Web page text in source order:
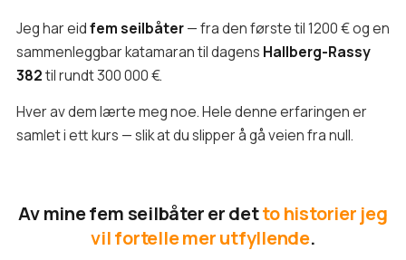
Jeg har eidfem seilbåter— fra den første til 1200 € og en
sammenleggbar katamaran til dagens Hallberg-Rassy
382til rundt 300 000 €.
Hver av dem lærte meg noe. Hele denne erfaringen er
samlet i ett kurs — slik at du slipper å gå veien fra null.
Av mine fem seilbåter er detto historier jeg
vil fortelle mer utfyllende.